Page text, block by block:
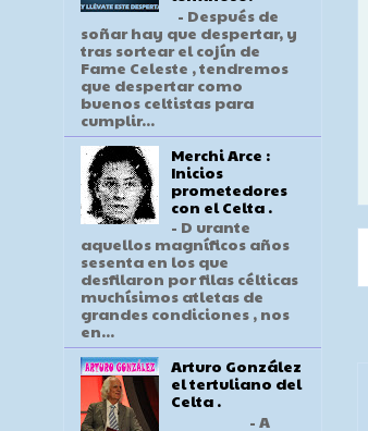
- Después de
soñar hay que despertar, y
tras sortear el cojín de
Fame Celeste , tendremos
que despertar como
buenos celtistas para
cumplir...
Merchi Arce :
Inicios
prometedores
con el Celta .
- D urante
aquellos magníficos años
sesenta en los que
desfilaron por filas célticas
muchísimos atletas de
grandes condiciones , nos
en...
Arturo González
el tertuliano del
Celta .
- A